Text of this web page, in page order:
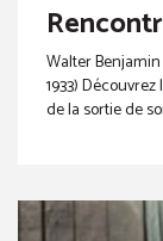
Walter
1933)
de la sortie de